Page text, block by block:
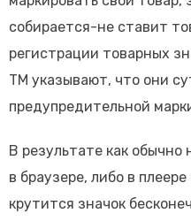
собирается-не ставит
регистрации товарных
TM указывают, что они
предупредительной
В результате как
в браузере, либо в
крутится значок